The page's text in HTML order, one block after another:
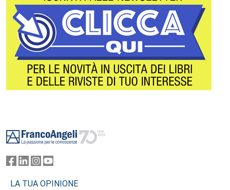
LA TUA OPINIONE